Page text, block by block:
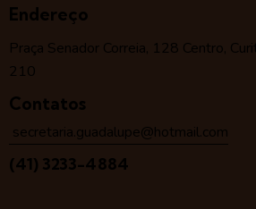
Endereço
Praça Senador Correia, 128 Centro,
210
Contatos
secretaria.guadalupe@hotmail.com
(41) 3233-4884